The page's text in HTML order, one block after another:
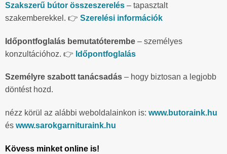
Szakszerű bútor összeszerelés – tapasztalt
szakemberekkel. 👉 Szerelési információk
Időpontfoglalás bemutatóterembe – személyes
konzultációhoz. 👉 Időpontfoglalás
Személyre szabott tanácsadás – hogy biztosan a legjobb
döntést hozd.
nézz körül az alábbi weboldalainkon is: www.butoraink.hu
és www.sarokgarnituraink.hu
Kövess minket online is!